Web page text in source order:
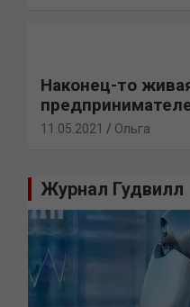
Наконец-то
11.05.2021 Ольга
Журнал Гудвилл